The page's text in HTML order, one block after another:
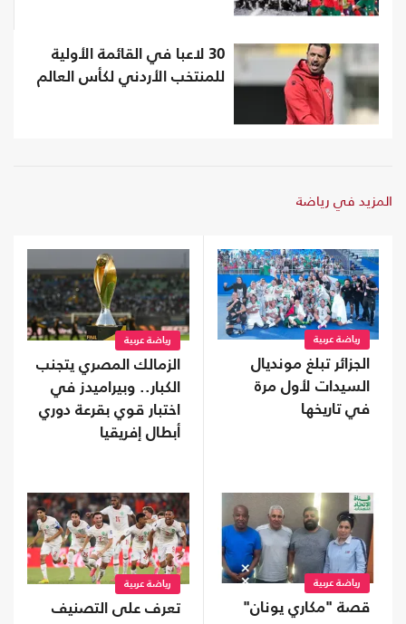
30 لاعبا في القائمة الأولية
للمنتخب الأردني لكأس العالم
المزيد في رياضة
رياضة عربية
الجزائر تبلغ مونديال
السيدات لأول مرة
في تاريخها
رياضة عربية
الزمالك المصري يتجنب
الكبار.. وبيراميدز في
اختبار قوي بقرعة دوري
أبطال إفريقيا
رياضة عربية
قصة "مكاري يونان"
رياضة عربية
تعرف على التصنيف